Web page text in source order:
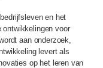
en het
ontwikkelingen voor
aan onderzoek,
levert als
op het leren van